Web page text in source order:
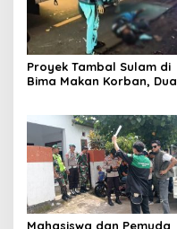
Proyek Tambal Sulam di
Bima Makan Korban, Dua
Mahasiswa dan Pemuda